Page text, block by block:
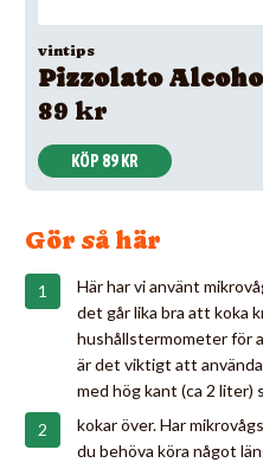
vintips
Pizzolato
89 kr
KÖP 89 KR
Gör så här
Här har vi använt
det går lika bra att koka
hushållstermometer för
är det viktigt att
med hög kant (ca 2 liter)
kokar över. Har
du behöva köra något